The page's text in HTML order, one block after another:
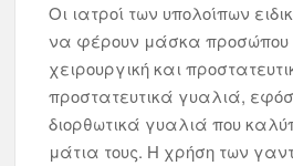
Οι ιατροί των υπολοίπων
να φέρουν μάσκα
χειρουργική και
προστατευτικά γυαλιά,
διορθωτικά γυαλιά που
μάτια τους. Η χρήση των